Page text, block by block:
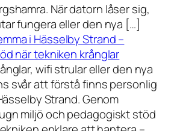
När datorn låser sig,
fungera eller den nya […]
i Hässelby Strand –
när tekniken krånglar
wifi strular eller den nya
svår att förstå finns personlig
Strand. Genom
miljö och pedagogiskt stöd